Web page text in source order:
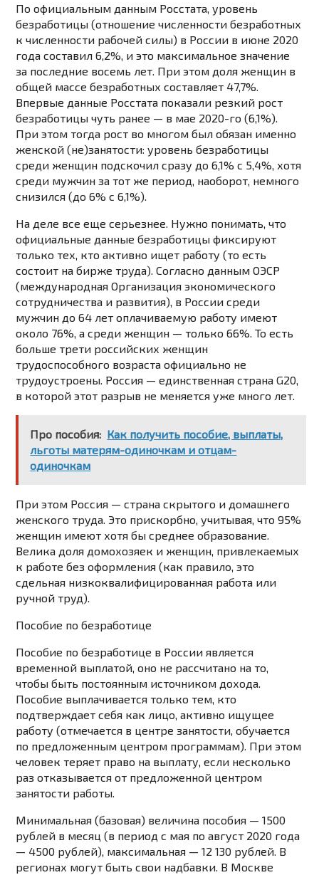
По официальным данным Росстата, уровень
безработицы (отношение численности безработных
к численности рабочей силы) в России в июне 2020
года составил 6,2%, и это максимальное значение
за последние восемь лет. При этом доля женщин в
общей массе безработных составляет 47,7%.
Впервые данные Росстата показали резкий рост
безработицы чуть ранее — в мае 2020-го(6,1%).
При этом тогда рост во многом был обязан именно
женской (не)занятости: уровень безработицы
среди женщин подскочил сразу до 6,1% с 5,4%, хотя
среди мужчин за тот же период, наоборот, немного
снизился (до 6% с 6,1%).
На деле все еще серьезнее. Нужно понимать, что
официальные данные безработицы фиксируют
только тех, кто активно ищет работу (то есть
состоит на бирже труда). Согласно данным ОЭСР
(международная Организация экономического
сотрудничества и развития), в России среди
мужчин до 64 лет оплачиваемую работу имеют
около 76%, а среди женщин — только66%. То есть
больше трети российских женщин
трудоспособного возраста официально не
трудоустроены. Россия — единственная страна G20,
в которой этот разрыв не меняется уже много лет.
Про пособия: Как получить пособие, выплаты,
льготы матерям-одиночкам и отцам-
одиночкам
При этом Россия — страна скрытого и домашнего
женского труда. Это прискорбно, учитывая, что 95%
женщин имеют хотя бы среднее образование.
Велика доля домохозяек и женщин, привлекаемых
к работе без оформления (как правило, это
сдельная низкоквалифицированная работа или
ручной труд).
Пособие по безработице
Пособие по безработице в России является
временной выплатой, оно не рассчитано на то,
чтобы быть постоянным источником дохода.
Пособие выплачивается только тем, кто
подтверждает себя как лицо, активно ищущее
работу (отмечается в центре занятости, обучается
по предложенным центром программам). При этом
человек теряет право на выплату, если несколько
раз отказывается от предложенной центром
занятости работы.
Минимальная (базовая) величина пособия — 1500
рублей в месяц (в период с мая по август 2020 года
— 4500 рублей), максимальная — 12 130 рублей. В
регионах могут быть свои надбавки. В Москве